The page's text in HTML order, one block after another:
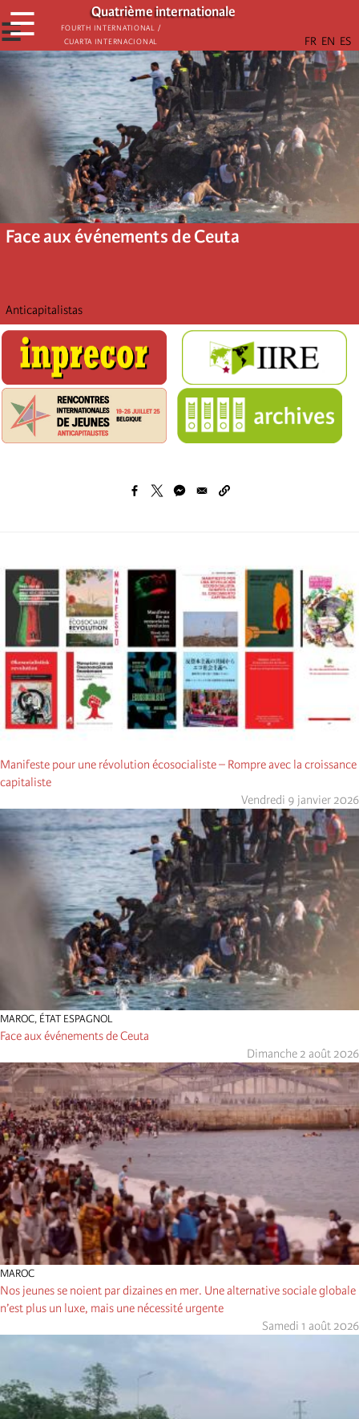
Aller
au
contenu
principal
Quatrième internationale
Fourth International /
Cuarta Internacional
☰
☰
Face aux événements de Ceuta
Anticapitalistas
Manifeste pour une révolution écosocialiste – Rompre avec la croissance
capitaliste
Vendredi 9 janvier 2026
MAROC, ÉTAT ESPAGNOL
Face aux événements de Ceuta
Dimanche 2 août 2026
MAROC
Nos jeunes se noient par dizaines en mer. Une alternative sociale globale
n’est plus un luxe, mais une nécessité urgente
Samedi 1 août 2026